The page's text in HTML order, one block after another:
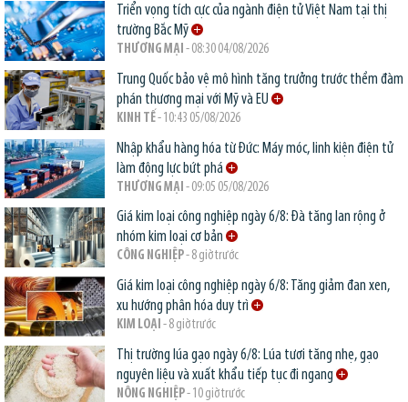
Triển vọng tích cực của ngành điện tử Việt Nam tại thị
trường Bắc Mỹ
THƯƠNG MẠI - 08:30 04/08/2026
Trung Quốc bảo vệ mô hình tăng trưởng trước thềm đàm
phán thương mại với Mỹ và EU
KINH TẾ- 10:43 05/08/2026
Nhập khẩu hàng hóa từ Đức: Máy móc, linh kiện điện tử
làm động lực bứt phá
THƯƠNG MẠI - 09:05 05/08/2026
Giá kim loại công nghiệp ngày 6/8: Đà tăng lan rộng ở
nhóm kim loại cơ bản
CÔNG NGHIỆP- 8 giờ trước
Giá kim loại công nghiệp ngày 6/8: Tăng giảm đan xen,
xu hướng phân hóa duy trì
KIM LOẠI - 8 giờ trước
Thị trường lúa gạo ngày 6/8: Lúa tươi tăng nhẹ, gạo
nguyên liệu và xuất khẩu tiếp tục đi ngang
NÔNG NGHIỆP- 10 giờ trước